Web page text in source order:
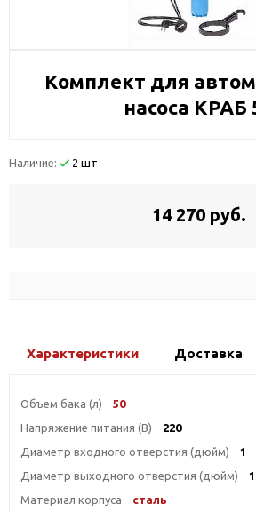
Комплект для
насоса КРАБ
Наличие: 2 шт
14 270 руб.
Характеристики Доставка
Объем бака (л)
50
Напряжение питания (В)
220
Диаметр входного отверстия (дюйм)
1
Диаметр выходного отверстия (дюйм)
1
Материал корпуса
сталь